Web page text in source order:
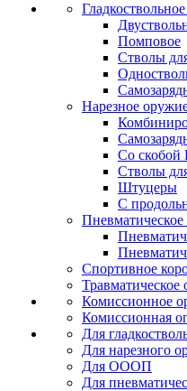
Помповое
Стволы
Нарезное
Со скобой
Стволы
Штуцеры
С
Спортивное
Комиссионное
Комиссионная
Для
Для нарезного
Для ОООП
Для